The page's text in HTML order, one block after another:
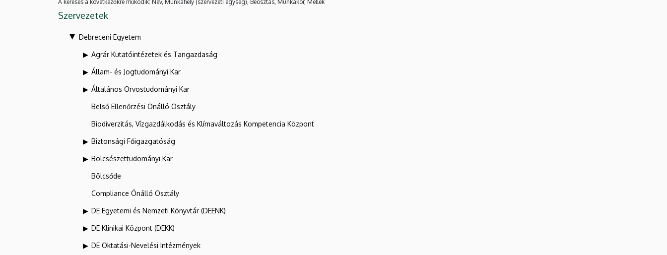
A keresés a következőkre működik: Név, Munkahely (szervezeti egység), Beosztás, Munkakör, Mellék
Szervezetek
Debreceni Egyetem
Agrár Kutatóintézetek és Tangazdaság
Állam- és Jogtudományi Kar
Általános Orvostudományi Kar
Belső Ellenőrzési Önálló Osztály
Biodiverzitás, Vízgazdálkodás és Klímaváltozás Kompetencia Központ
Biztonsági Főigazgatóság
Bölcsészettudományi Kar
Bölcsőde
Compliance Önálló Osztály
DE Egyetemi és Nemzeti Könyvtár (DEENK)
DE Klinikai Központ (DEKK)
DE Oktatási-Nevelési Intézmények